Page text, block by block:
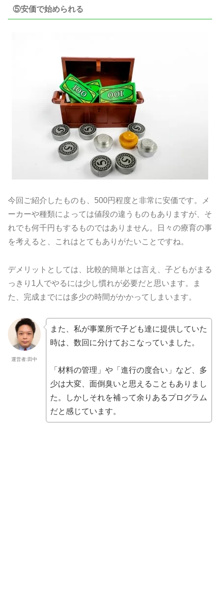
⑤安価で始められる
今回ご紹介したものも、500円程度と非常に安価です。メ
ーカーや種類によっては値段の違うものもありますが、そ
れでも何千円もするものではありません。日々の療育の事
を考えると、これはとてもありがたいことですね。
デメリットとしては、比較的簡単とは言え、子どもがまる
っきり1人でやるには少し慣れが必要だと思います。ま
た、完成までには多少の時間がかかってしまいます。
運営者:田中
また、私が事業所で子ども達に提供していた
時は、数回に分けておこなっていました。
「材料の管理」や「進行の度合い」など、多
少は大変、面倒臭いと思えることもありまし
た。しかしそれを補って余りあるプログラム
だと感じています。